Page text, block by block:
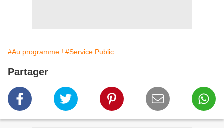
#Au programme ! #Service Public
Partager